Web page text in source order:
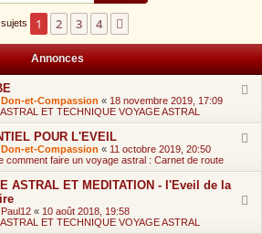
m
9
1 2 3 4
Annonces
Don-et-Compassion « 18 novembre 2019, 17:09
ET TECHNIQUE VOYAGE ASTRAL
POUR L'EVEIL
Don-et-Compassion « 11 octobre 2019, 20:50
comment faire un voyage astral : Carnet de route
ASTRAL ET MEDITATION - l'Eveil de la
Paul12 « 10 août 2018, 19:58
ET TECHNIQUE VOYAGE ASTRAL